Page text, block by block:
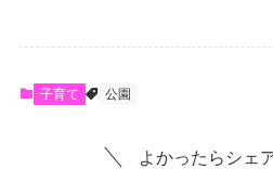
子育て 公園
よかったらシェ